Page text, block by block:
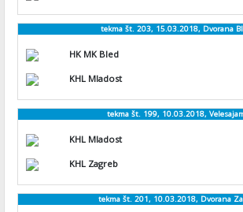
tekma št. 203, 15.03.2018, Dvorana
HK MK Bled
KHL Mladost
tekma št. 199, 10.03.2018,
KHL Mladost
KHL Zagreb
tekma št. 201, 10.03.2018, Dvorana